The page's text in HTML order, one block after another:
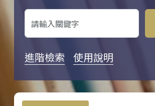
進階檢索 使用說明